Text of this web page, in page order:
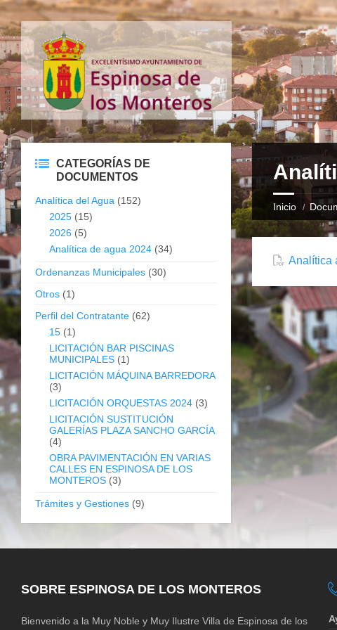
Inicio
Analítica
CATEGORÍAS DE
DOCUMENTOS
Analítica del Agua (152)
2025 (15)
2026 (5)
Analítica de agua 2024 (34)
Ordenanzas Municipales (30)
Otros (1)
Perfil del Contratante (62)
15 (1)
LICITACIÓN BAR PISCINAS
MUNICIPALES (1)
LICITACIÓN MÁQUINA BARREDORA
(3)
LICITACIÓN ORQUESTAS 2024 (3)
LICITACIÓN SUSTITUCIÓN
GALERÍAS PLAZA SANCHO GARCÍA
(4)
OBRA PAVIMENTACIÓN EN VARIAS
CALLES EN ESPINOSA DE LOS
MONTEROS (3)
Trámites y Gestiones (9)
SOBRE ESPINOSA DE LOS MONTEROS
Bienvenido a la Muy Noble y Muy Ilustre Villa de Espinosa de los